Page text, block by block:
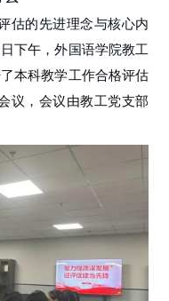
估的先进理念与核心内
下午，外国语学院教工
本科教学工作合格评估
议，会议由教工党支部